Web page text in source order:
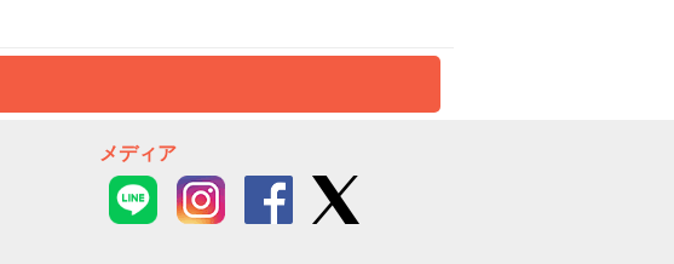
メディア